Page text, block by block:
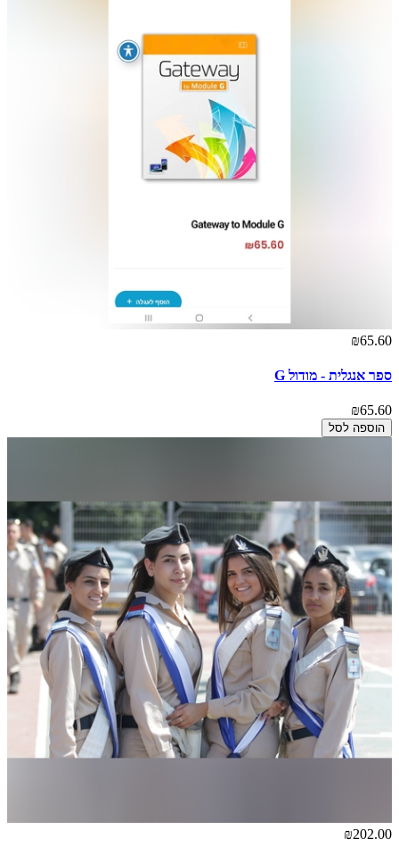
₪65.60
ספר אנגלית - מודול G
₪65.60
הוספה לסל
₪202.00